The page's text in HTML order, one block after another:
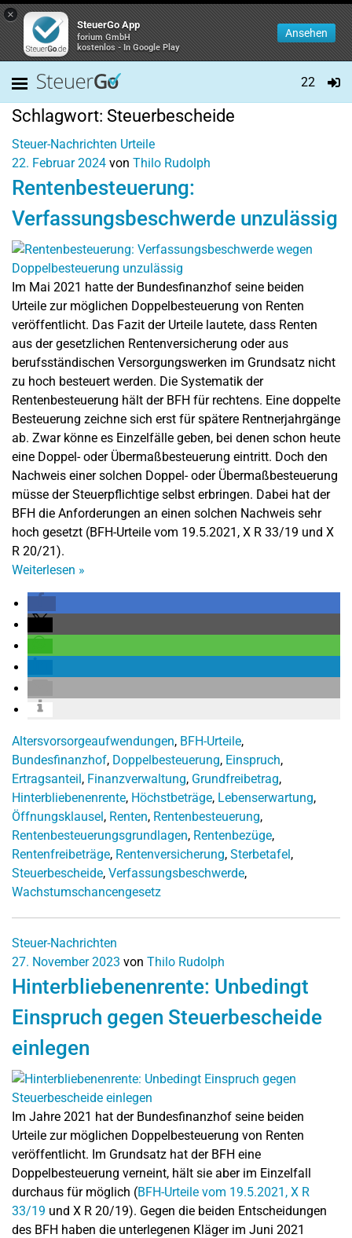
×
SteuerGo App
forium GmbH
kostenlos - In Google Play
Ansehen
22
Schlagwort: Steuerbescheide
Steuer-Nachrichten Urteile
22. Februar 2024 von Thilo Rudolph
Rentenbesteuerung:
Verfassungsbeschwerde unzulässig
Im Mai 2021 hatte der Bundesfinanzhof seine beiden
Urteile zur möglichen Doppelbesteuerung von Renten
veröffentlicht. Das Fazit der Urteile lautete, dass Renten
aus der gesetzlichen Rentenversicherung oder aus
berufsständischen Versorgungswerken im Grundsatz nicht
zu hoch besteuert werden. Die Systematik der
Rentenbesteuerung hält der BFH für rechtens. Eine doppelte
Besteuerung zeichne sich erst für spätere Rentnerjahrgänge
ab. Zwar könne es Einzelfälle geben, bei denen schon heute
eine Doppel- oder Übermaßbesteuerung eintritt. Doch den
Nachweis einer solchen Doppel- oder Übermaßbesteuerung
müsse der Steuerpflichtige selbst erbringen. Dabei hat der
BFH die Anforderungen an einen solchen Nachweis sehr
hoch gesetzt (BFH-Urteile vom 19.5.2021, X R 33/19 und X
R 20/21).
Weiterlesen »
Altersvorsorgeaufwendungen, BFH-Urteile,
Bundesfinanzhof, Doppelbesteuerung, Einspruch,
Ertragsanteil, Finanzverwaltung, Grundfreibetrag,
Hinterbliebenenrente, Höchstbeträge, Lebenserwartung,
Öffnungsklausel, Renten, Rentenbesteuerung,
Rentenbesteuerungsgrundlagen, Rentenbezüge,
Rentenfreibeträge, Rentenversicherung, Sterbetafel,
Steuerbescheide, Verfassungsbeschwerde,
Wachstumschancengesetz
Steuer-Nachrichten
27. November 2023 von Thilo Rudolph
Hinterbliebenenrente: Unbedingt
Einspruch gegen Steuerbescheide
einlegen
Im Jahre 2021 hat der Bundesfinanzhof seine beiden
Urteile zur möglichen Doppelbesteuerung von Renten
veröffentlicht. Im Grundsatz hat der BFH eine
Doppelbesteuerung verneint, hält sie aber im Einzelfall
durchaus für möglich (BFH-Urteile vom 19.5.2021, X R
33/19 und X R 20/19). Gegen die beiden Entscheidungen
des BFH haben die unterlegenen Kläger im Juni 2021